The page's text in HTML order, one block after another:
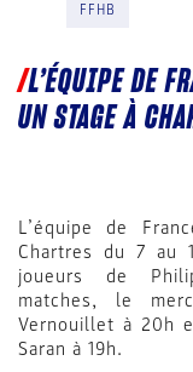
FFHB
L’ÉQUIPE DE
UN STAGE À
L’équipe de
Chartres du 7 au
joueurs de
matches, le
Vernouillet à 20h
Saran à 19h.